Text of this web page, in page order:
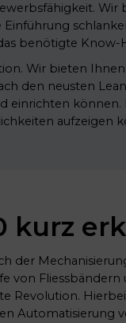
Einführung
benötigte
Wir bieten
den neusten
einrichten können.
aufzeigen
kurz
der
von Fliessbändern
Revolution.
Automatisierung